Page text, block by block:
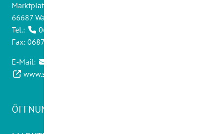
Marktplatz 14
66687 Wadern
Tel.:
06871 - 9012 0
Fax: 06871 - 9012 30
E-Mail:
www.stadtwerke-wadern.de
ÖFFNUNGSZEITEN KUNDENCENTER